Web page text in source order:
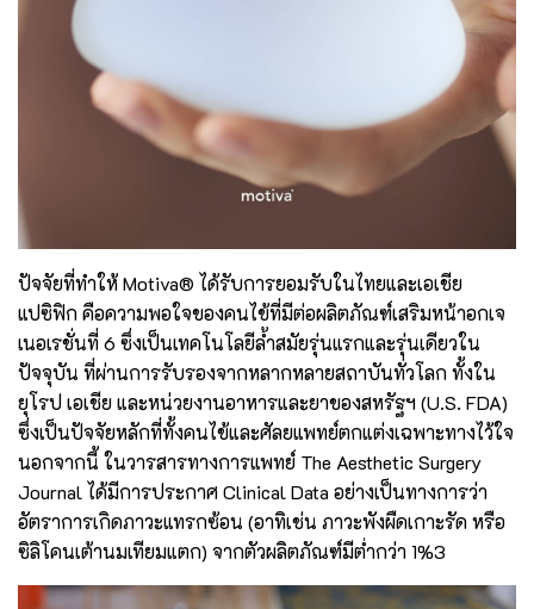
ปัจจัยที่ทำให้ Motiva® ได้รับการยอมรับในไทยและเอเชีย
แปซิฟิก คือความพอใจของคนไข้ที่มีต่อผลิตภัณฑ์เสริมหน้าอกเจ
เนอเรชั่นที่ 6 ซึ่งเป็นเทคโนโลยีล้ำสมัยรุ่นแรกและรุ่นเดียวใน
ปัจจุบัน ที่ผ่านการรับรองจากหลากหลายสถาบันทั่วโลก ทั้งใน
ยุโรป เอเชีย และหน่วยงานอาหารและยาของสหรัฐฯ (U.S. FDA)
ซึ่งเป็นปัจจัยหลักที่ทั้งคนไข้และศัลยแพทย์ตกแต่งเฉพาะทางไว้ใจ
นอกจากนี้ ในวารสารทางการแพทย์ The Aesthetic Surgery
Journal ได้มีการประกาศ Clinical Data อย่างเป็นทางการว่า
อัตราการเกิดภาวะแทรกซ้อน (อาทิเช่น ภาวะพังผืดเกาะรัด หรือ
ซิลิโคนเต้านมเทียมแตก) จากตัวผลิตภัณฑ์มีต่ำกว่า 1%3